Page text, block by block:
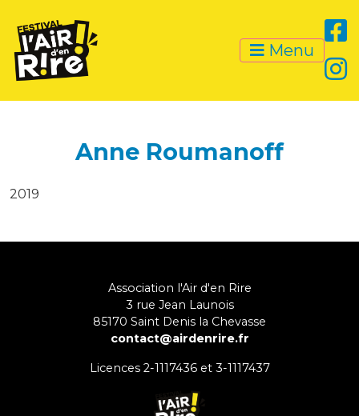
Menu
Anne Roumanoff
2019
Association l'Air d'en Rire
3 rue Jean Launois
85170 Saint Denis la Chevasse
contact@airdenrire.fr
Licences 2-1117436 et 3-1117437